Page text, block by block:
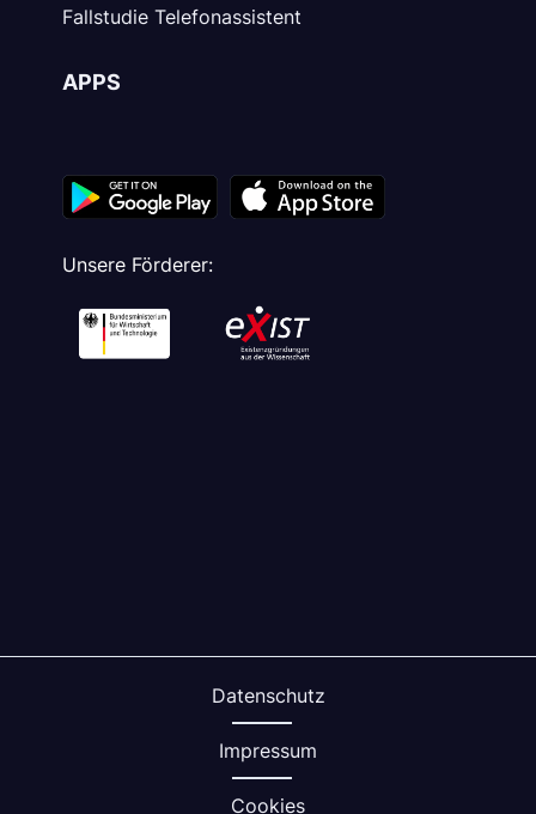
Fallstudie Telefonassistent
APPS
Unsere Förderer:
Datenschutz
Impressum
Cookies